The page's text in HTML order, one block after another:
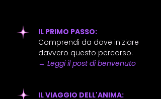
IL PRIMO PASSO:
Comprendi da dove iniziare
davvero questo percorso.
→ Leggi il post di benvenuto
IL VIAGGIO DELL'ANIMA: